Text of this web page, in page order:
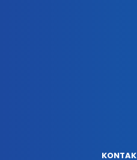
KONTAK